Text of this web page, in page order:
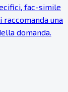
fac-simile
raccomanda una
domanda.